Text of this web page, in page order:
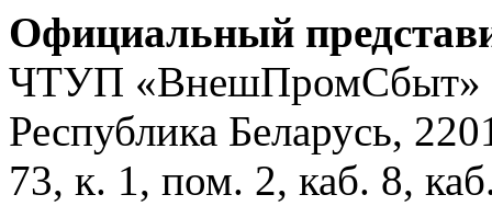
Официальный
ЧТУП «ВнешПромСбыт»
Республика Беларусь,
73, к. 1, пом. 2, каб. 8,